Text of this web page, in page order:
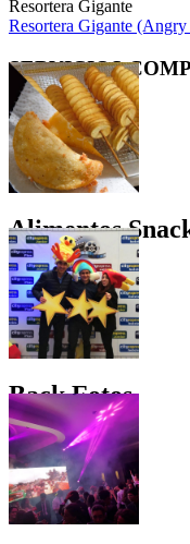
Resortera Gigante
Resortera Gigante
SERVICIOS
Alimentos
Back Fotos